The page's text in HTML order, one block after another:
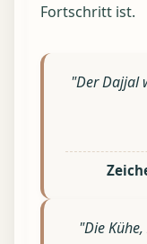
Fortschritt ist.
"Der Dajjal
"Die